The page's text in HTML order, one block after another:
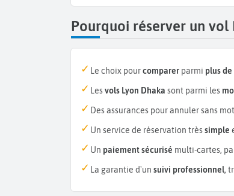
Pourquoi réserver un vol
Le choix pourcomparer parmi plus
Lesvols Lyon Dhaka sont parmi les
Des assurances pour annuler sans
Un service de réservation trèssimple
Un paiement sécurisé multi-cartes,
La garantie d'un suivi professionnel,